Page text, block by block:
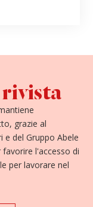
rivista
grazie al
del Gruppo Abele
l'accesso di
per lavorare nel